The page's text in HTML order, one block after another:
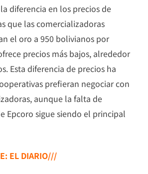
diferencia en los precios de
que las comercializadoras
el oro a 950 bolivianos por
precios más bajos, alrededor
Esta diferencia de precios ha
prefieran negociar con
aunque la falta de
Epcoro sigue siendo el principal
EL DIARIO///